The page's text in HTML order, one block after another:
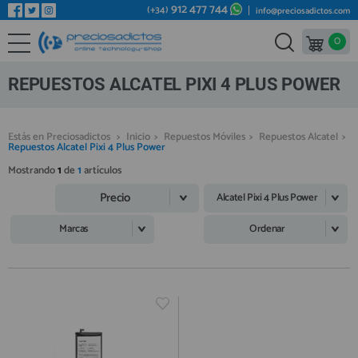
REPUESTOS MÓVILES
REPUESTOS TABLET
REPUESTOS VIDEOCONSOLAS
REPUESTOS OTROS DISPOSITIVOS
REPUESTOS PORTÁTILES
IC CHIP / FPC
MÓVILES REACONDICIONADOS
Bienvenid@ otra vez
YA SOY CLIENTE
Regístrate en un momento
¿ERES NUEVO?
(+34) 912 477 744 info@preciosadictos.com
0
REPUESTOS ALCATEL PIXI 4 PLUS POWER
Estás en Preciosadictos > Inicio > Repuestos Móviles > Repuestos Alcatel >
Repuestos Alcatel Pixi 4 Plus Power
Mostrando1de1artículos
Precio
Alcatel Pixi 4 Plus Power
Marcas
Ordenar